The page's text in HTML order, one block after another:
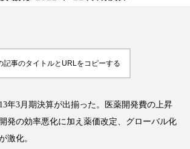
メ
記事のタイトルとURLをコピーする
年3月期決算が出揃った。医薬開発費の上昇
発の効率悪化に加え薬価改定、グローバル化
激化。